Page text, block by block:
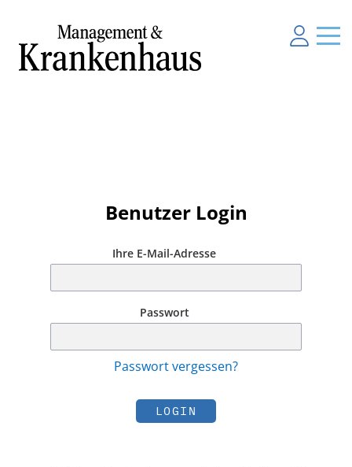
Benutzer Login
Ihre E-Mail-Adresse
Passwort
Passwort vergessen?
LOGIN